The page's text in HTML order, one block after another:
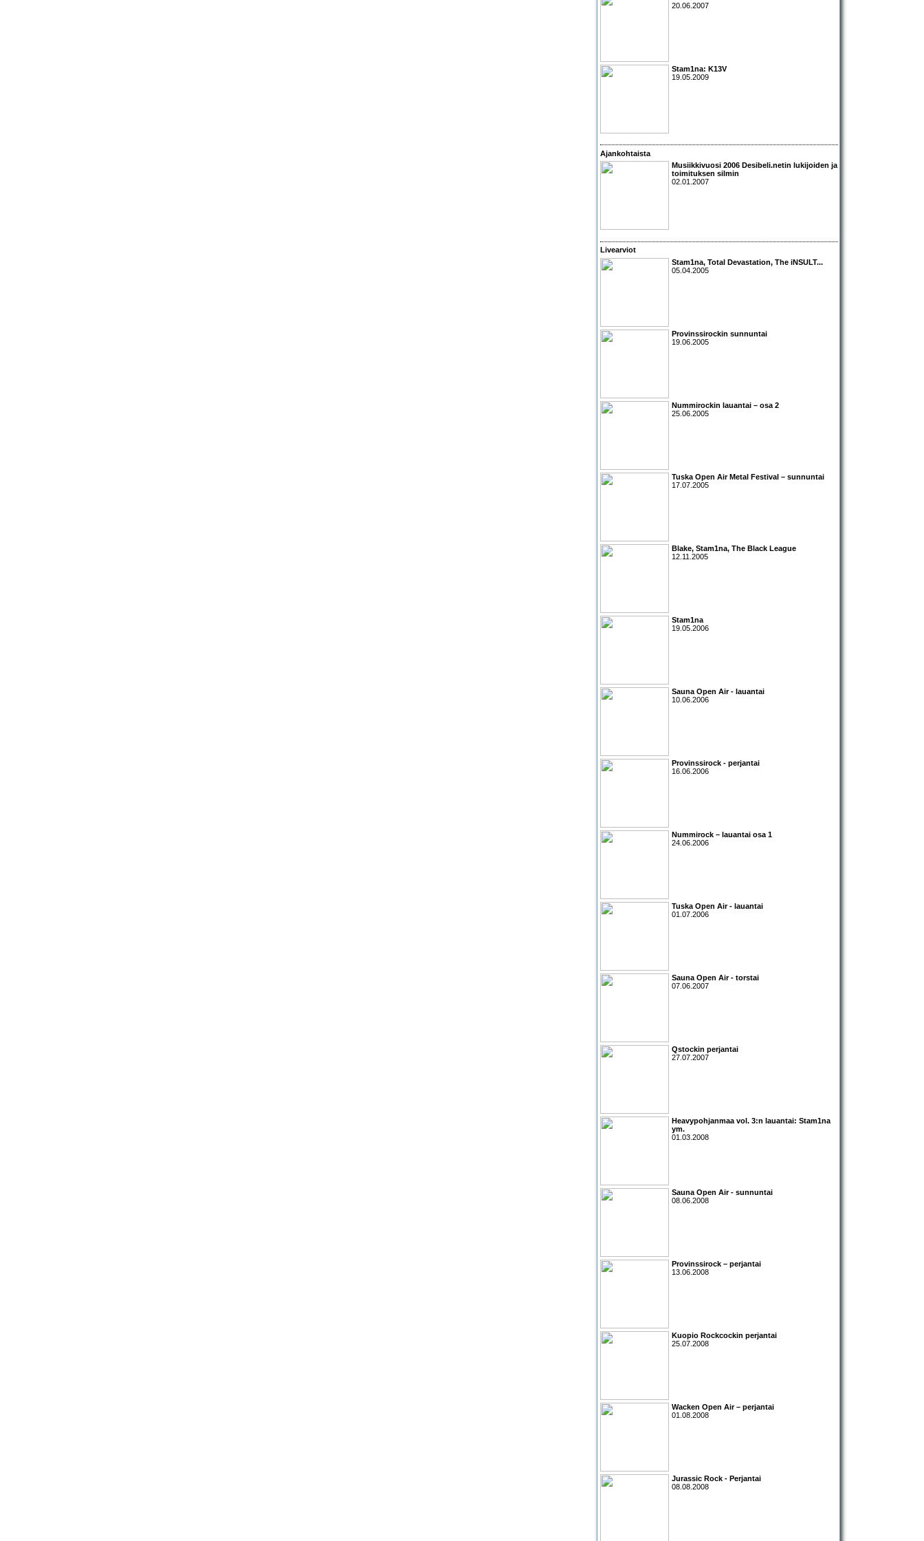
20.06.2007
Stam1na: K13V
19.05.2009
Ajankohtaista
Musiikkivuosi 2006 Desibeli.netin lukijoiden ja
toimituksen silmin
02.01.2007
Livearviot
Stam1na, Total Devastation, The iNSULT...
05.04.2005
Provinssirockin sunnuntai
19.06.2005
Nummirockin lauantai – osa 2
25.06.2005
Tuska Open Air Metal Festival – sunnuntai
17.07.2005
Blake, Stam1na, The Black League
12.11.2005
Stam1na
19.05.2006
Sauna Open Air - lauantai
10.06.2006
Provinssirock - perjantai
16.06.2006
Nummirock – lauantai osa 1
24.06.2006
Tuska Open Air - lauantai
01.07.2006
Sauna Open Air - torstai
07.06.2007
Qstockin perjantai
27.07.2007
Heavypohjanmaa vol. 3:n lauantai: Stam1na
ym.
01.03.2008
Sauna Open Air - sunnuntai
08.06.2008
Provinssirock – perjantai
13.06.2008
Kuopio Rockcockin perjantai
25.07.2008
Wacken Open Air – perjantai
01.08.2008
Jurassic Rock - Perjantai
08.08.2008